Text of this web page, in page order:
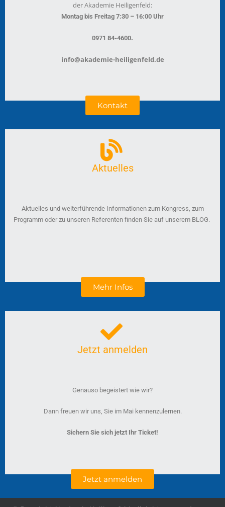
der Akademie Heiligenfeld:
Montag bis Freitag 7:30 – 16:00 Uhr
0971 84-4600.
info@akademie-heiligenfeld.de
Kontakt
Aktuelles
Aktuelles und weiterführende Informationen zum Kongress, zum
Programm oder zu unseren Referenten finden Sie auf unserem BLOG.
Mehr Infos
Jetzt anmelden
Genauso begeistert wie wir?
Dann freuen wir uns, Sie im Mai kennenzulernen.
Sichern Sie sich jetzt Ihr Ticket!
Jetzt anmelden